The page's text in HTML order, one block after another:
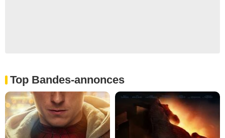
Top Bandes-annonces